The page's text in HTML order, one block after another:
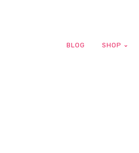
BLOG SHOP